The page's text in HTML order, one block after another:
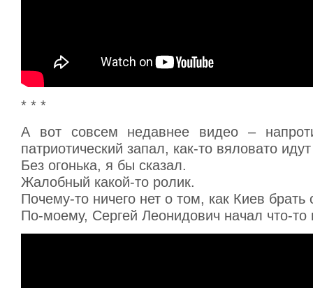
* * *
А вот совсем недавнее видео –
патриотический запал, как-то вяловато
Без огонька, я бы сказал.
Жалобный какой-то ролик.
Почему-то ничего нет о том, как Киев брать
По-моему, Сергей Леонидович начал что-то